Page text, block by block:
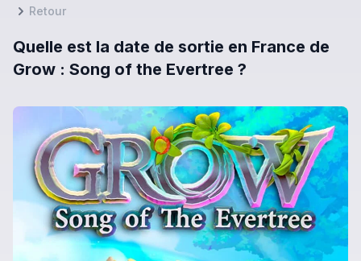
Retour
Quelle est la date de sortie en France de
Grow : Song of the Evertree ?